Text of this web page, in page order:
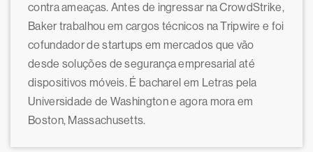
contra ameaças. Antes de ingressar na CrowdStrike,
Baker trabalhou em cargos técnicos na Tripwire e foi
cofundador de startups em mercados que vão
desde soluções de segurança empresarial até
dispositivos móveis. É bacharel em Letras pela
Universidade de Washington e agora mora em
Boston, Massachusetts.